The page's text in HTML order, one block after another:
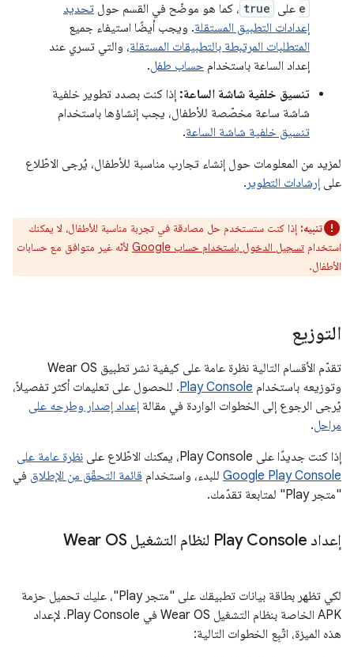
e على true ، كما هو موضّح في القسم حول تحديد
إعدادات التطبيق المستقلة. ويجب أيضًا استيفاء جميع
المتطلبات المرتبطة بالتطبيقات المستقلة، والتي تسري عند
إعداد الساعة باستخدام حساب طفل.
تنسيق خلفية شاشة الساعة: إذا كنت بصدد تطوير خلفية
شاشة ساعة مخصّصة للأطفال، يجب إنشاؤها باستخدام
تنسيق خلفية شاشة الساعة.
لمزيد من المعلومات حول إنشاء تجارب مناسبة للأطفال، يُرجى الاطّلاع
على إرشادات التطوير .
تنبيه: إذا كنت ستستخدم حل مصادقة في تجربة مناسبة للأطفال، لا يمكنك
استخدام تسجيل الدخول باستخدام حساب Google
لأنّه غير متوافق مع حسابات
الأطفال.
التوزيع
تقدّم الأقسام التالية نظرة عامة على كيفية نشر تطبيق Wear OS
وتوزيعه باستخدام Play Console. للحصول على تعليمات أكثر تفصيلاً،
يُرجى الرجوع إلى الخطوات الواردة في مقالة إعداد إصدار وطرحه على
مراحل.
إذا كنت جديدًا على Play Console، يمكنك الاطّلاع على
نظرة عامة على
Google Play Console للبدء، واستخدام قائمة التحقّق من الإطلاق في
"متجر Play" لمتابعة تقدّمك.
إعداد Play Console لنظام التشغيل Wear OS
لكي تظهر بطاقة بيانات تطبيقك على "متجر Play"، عليك تحميل حزمة
APK الخاصة بنظام التشغيل Wear OS في Play Console. لإعداد
هذه الميزة، اتّبِع الخطوات التالية: